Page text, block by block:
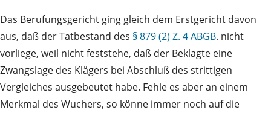
Das Berufungsgericht ging gleich dem Erstgericht davon
aus, daß der Tatbestand des § 879 (2) Z. 4 ABGB. nicht
vorliege, weil nicht feststehe, daß der Beklagte eine
Zwangslage des Klägers bei Abschluß des strittigen
Vergleiches ausgebeutet habe. Fehle es aber an einem
Merkmal des Wuchers, so könne immer noch auf die